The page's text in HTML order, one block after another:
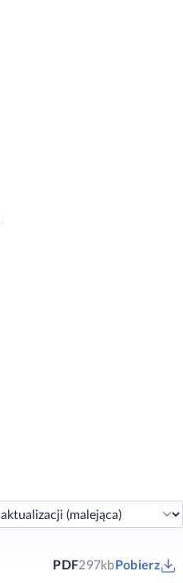
PDF297kb Pobierz